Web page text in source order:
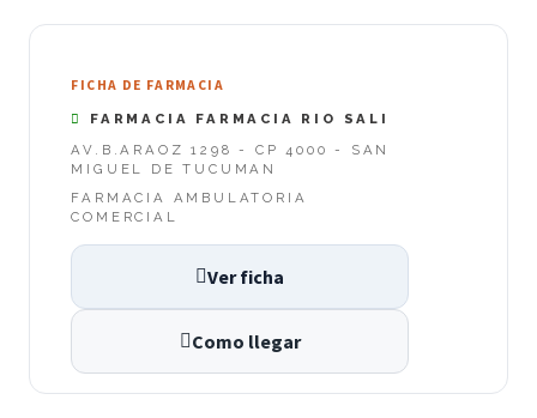
FICHA DE FARMACIA
FARMACIA FARMACIA RIO SALI
AV.B.ARAOZ 1298 - CP 4000 - SAN
MIGUEL DE TUCUMAN
FARMACIA AMBULATORIA
COMERCIAL
Ver ficha
Como llegar